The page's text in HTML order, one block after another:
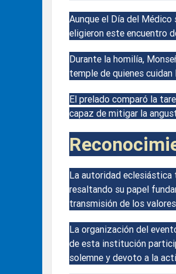
Aunque el Día del
eligieron este encuentro
Durante la homilía,
temple de quienes cuidan
El prelado comparó la
capaz de mitigar la
La autoridad eclesiástica
resaltando su papel
transmisión de los
La organización del
de esta institución
solemne y devoto a la